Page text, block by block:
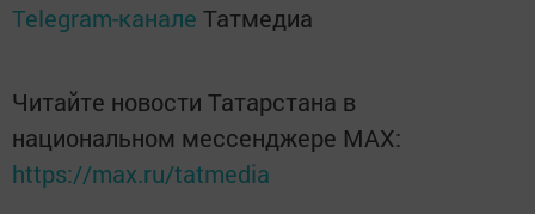
Telegram-канале Татмедиа
Читайте новости Татарстана в
национальном мессенджере MАХ:
https://max.ru/tatmedia